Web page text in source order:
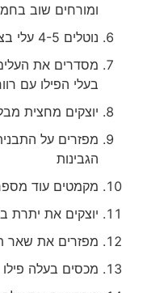
ומורחים שוב
נוטלים 4-5 עלי בצק פילו ומקמטים כל עלה בנפרד
מסדרים את העלים
בעלי הפילו עם
יוצקים מחצית
מפזרים על התבנית
הגבינות
מקמטים עוד מספר
יוצקים את יתרת
מפזרים את שאר
מכסים בעלה פילו